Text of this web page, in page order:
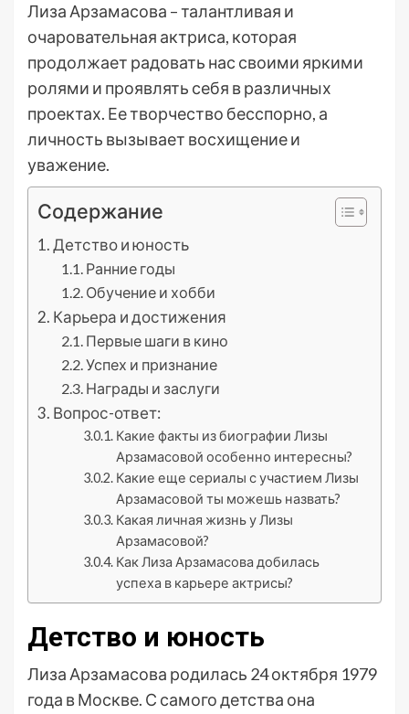
Лиза Арзамасова – талантливая и
очаровательная актриса, которая
продолжает радовать нас своими яркими
ролями и проявлять себя в различных
проектах. Ее творчество бесспорно, а
личность вызывает восхищение и
уважение.
Содержание
Детство и юность
Ранние годы
Обучение и хобби
Карьера и достижения
Первые шаги в кино
Успех и признание
Награды и заслуги
Вопрос-ответ:
Какие факты из биографии Лизы
Арзамасовой особенно интересны?
Какие еще сериалы с участием Лизы
Арзамасовой ты можешь назвать?
Какая личная жизнь у Лизы
Арзамасовой?
Как Лиза Арзамасова добилась
успеха в карьере актрисы?
Детство и юность
Лиза Арзамасова родилась 24 октября 1979
года в Москве. С самого детства она